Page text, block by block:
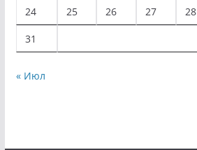
24 25 26 27 28
31
« Июл